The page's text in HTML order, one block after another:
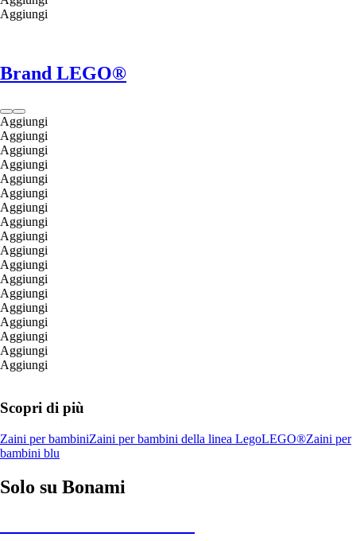
Aggiungi
Brand LEGO®
Aggiungi
Aggiungi
Aggiungi
Aggiungi
Aggiungi
Aggiungi
Aggiungi
Aggiungi
Aggiungi
Aggiungi
Aggiungi
Aggiungi
Aggiungi
Aggiungi
Aggiungi
Aggiungi
Aggiungi
Aggiungi
Scopri di più
Zaini per bambiniZaini per bambini della linea LegoLEGO®Zaini per
bambini blu
Solo su Bonami